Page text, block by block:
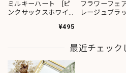
ミルキーハート [ピ
ンクサックスホワイ
¥495
フラワーフェ
レージュブラ
最近チェック